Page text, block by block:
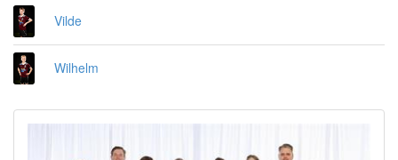
Vilde
Wilhelm